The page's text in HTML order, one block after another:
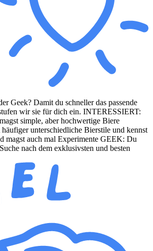
Geek? Damit du schneller das passende
wir sie für dich ein. INTERESSIERT:
simple, aber hochwertige Biere
unterschiedliche Bierstile und kennst
magst auch mal Experimente GEEK: Du
nach dem exklusivsten und besten